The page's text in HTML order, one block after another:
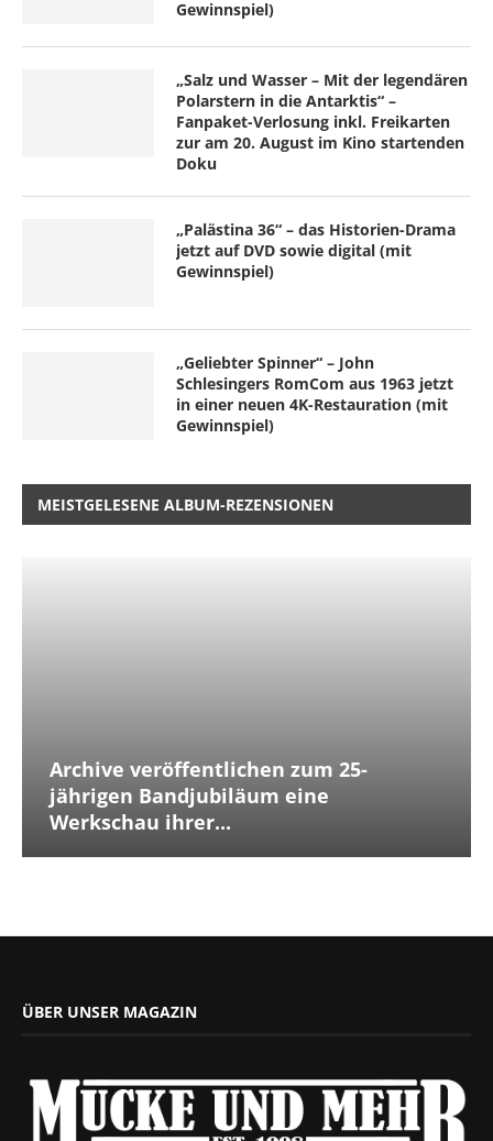
Gewinnspiel)
„Salz und Wasser – Mit der legendären
Polarstern in die Antarktis“ –
Fanpaket-Verlosung inkl. Freikarten
zur am 20. August im Kino startenden
Doku
„Palästina 36“ – das Historien-Drama
jetzt auf DVD sowie digital (mit
Gewinnspiel)
„Geliebter Spinner“ – John
Schlesingers RomCom aus 1963 jetzt
in einer neuen 4K-Restauration (mit
Gewinnspiel)
MEISTGELESENE ALBUM-REZENSIONEN
Archive veröffentlichen zum 25-
jährigen Bandjubiläum eine
Werkschau ihrer...
ÜBER UNSER MAGAZIN